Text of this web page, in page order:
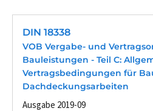
DIN 18338
VOB Vergabe- und
Bauleistungen - Teil C:
Vertragsbedingungen für
Dachdeckungsarbeiten
Ausgabe 2019-09